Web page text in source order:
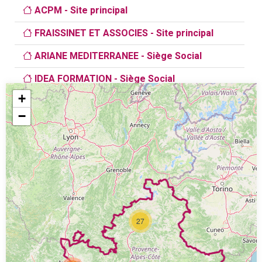
ACPM - Site principal
FRAISSINET ET ASSOCIES - Site principal
ARIANE MEDITERRANEE - Siège Social
IDEA FORMATION - Siège Social
SGCA CONTACT - Site principal
MULTI FORMATIONS PROFESSIONNELLES -
Siège Social
Groupe 8-C - Site principal
W2 FORMATION CONSEIL - Siège Social
Qualitéval Entreprise - Site principal
ENGLISH 4 FRENCH - Site de SAINT-REMY-DE-
27
+
−